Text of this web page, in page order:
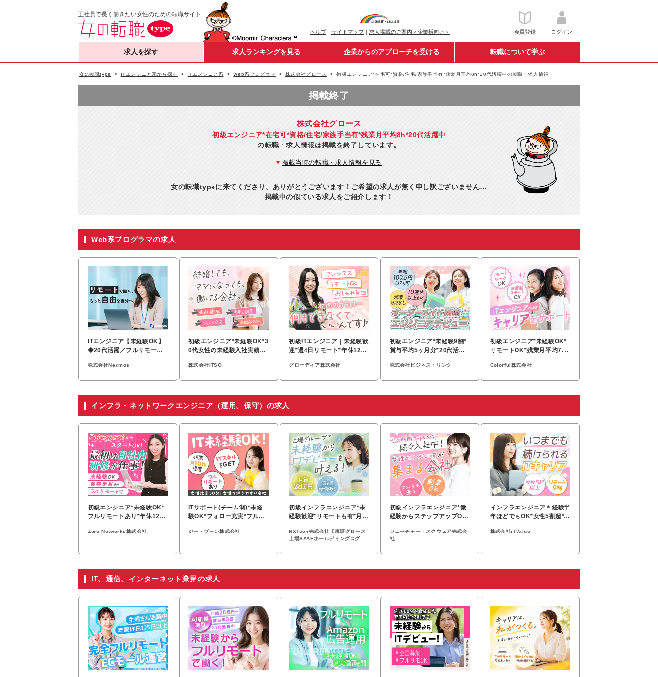
正社員で長く働きたい女性のための転職サイト
ヘルプ｜ サイトマップ｜ 求人掲載のご案内＜企業様向け＞ 会員登録 ログイン
求人を探す 求人ランキングを見る 企業からのアプローチを受ける 転職について学ぶ
女の転職type ITエンジニア系から探す ITエンジニア系 Web系プログラマ 株式会社グロース 初級エンジニア*在宅可*資格/住宅/家族手当有*残業月平均8h*20代活躍中の転職・求人情報
掲載終了
株式会社グロース
初級エンジニア*在宅可*資格/住宅/家族手当有*残業月平均8h*20代活躍中
の転職・求人情報は掲載を終了しています。
掲載当時の転職・求人情報を見る
女の転職typeに来てくださり、ありがとうございます！ご希望の求人が無く申し訳ございません…
掲載中の似ている求人をご紹介します！
Web系プログラマの求人
ITエンジニア【未経験OK】
◆20代活躍／フルリモート
株式会社Necmos
初級エンジニア*未経験OK*3
0代女性の未経験入社実績あ
株式会社ITSO
初級ITエンジニア｜未経験歓
迎*週4日リモート*年休128
グローディア株式会社
初級エンジニア*未経験9割*
賞与平均5ヶ月分*20代活躍*
株式会社ビジネス・リンク
初級エンジニア*未経験OK*
リモートOK*残業月平均7.5
Colorful株式会社
インフラ・ネットワークエンジニア（運用、保守）の求人
初級エンジニア*未経験OK*
フルリモートあり*年休125
Zero Networks株式会社
ITサポート(チーム制)*未経
験OK*フォロー充実*フルリ
ジー・ブーン株式会社
初級インフラエンジニア*未
経験歓迎*リモートも有*月給
NXTech株式会社【東証グロース
上場SAAFホールディングスグル
初級インフラエンジニア*微
経験からステップアップOK*
フューチャー・スクウェア株式会
社
インフラエンジニア＊経験半
年ほどでもOK*女性5割超*副
株式会社iTValue
IT、通信、インターネット業界の求人